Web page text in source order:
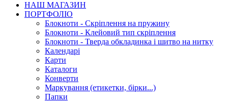
НАШ МАГАЗИН
ПОРТФОЛІО
Блокноти - Скріплення на пружину
Блокноти - Клейовий тип скріплення
Блокноти - Тверда обкладинка і шитво на нитку
Календарі
Карти
Каталоги
Конверти
Маркування (етикетки, бірки...)
Папки